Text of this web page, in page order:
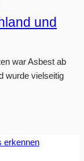
und
war Asbest ab
wurde vielseitig